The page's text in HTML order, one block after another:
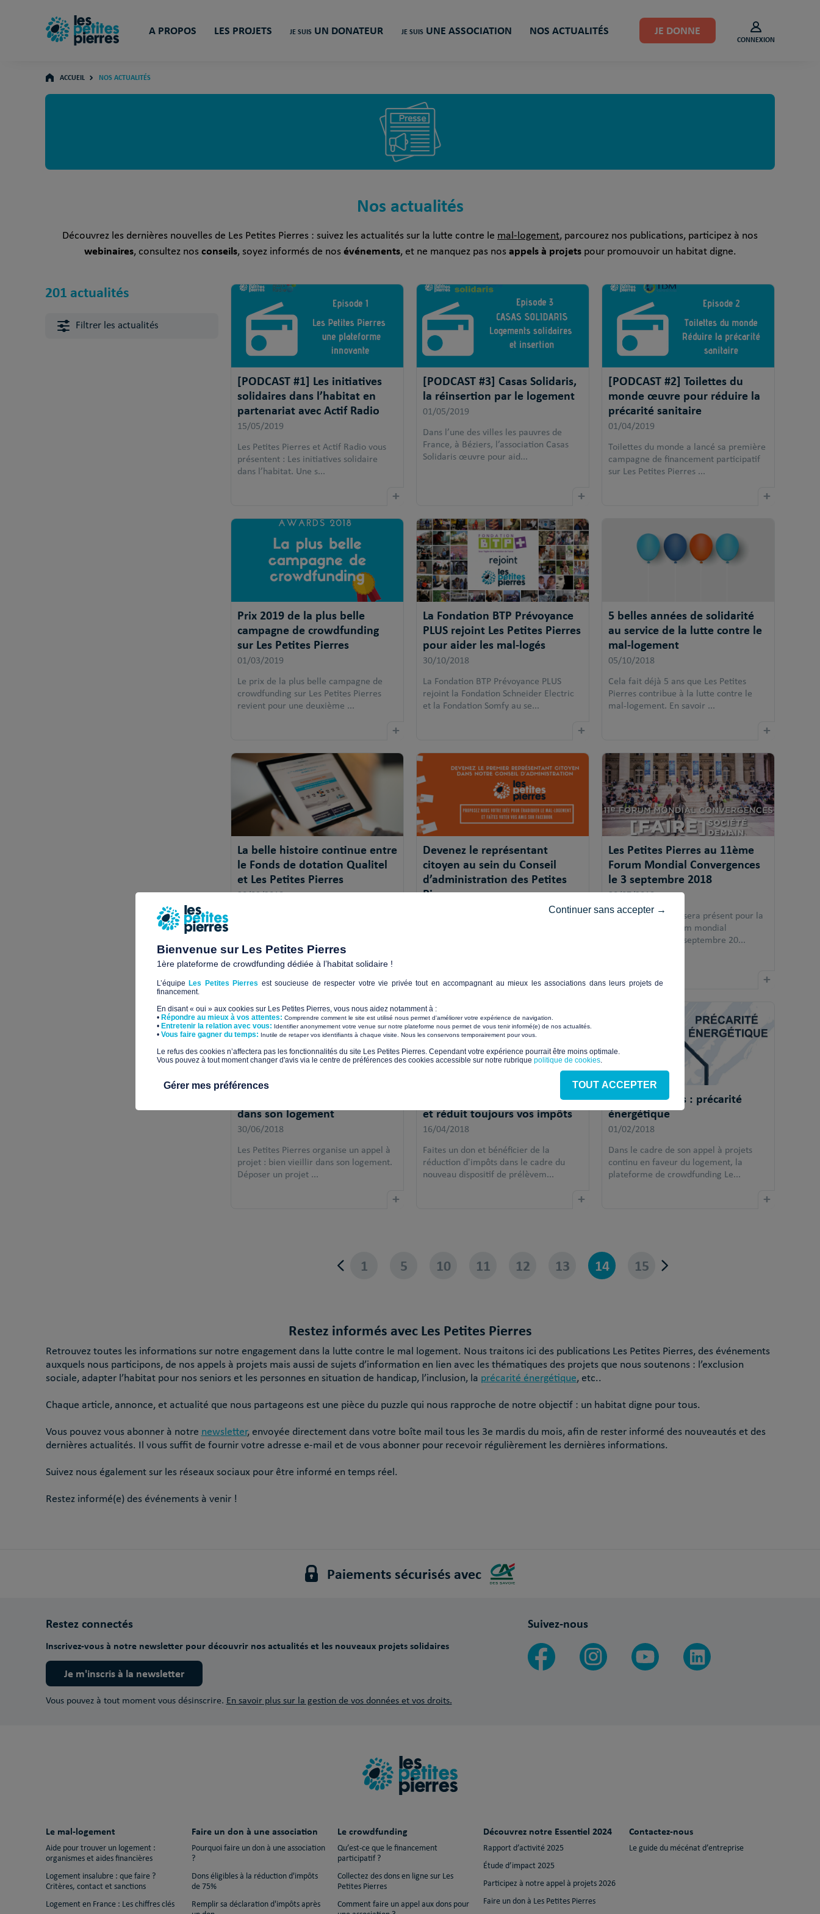
A PROPOS LES PROJETS JE SUIS UN DONATEUR JE SUIS UNE ASSOCIATION NOS ACTUALITÉS JE DONNE
CONNEXION
ACCUEIL NOS ACTUALITÉS
Nos actualités
Découvrez les dernières nouvelles de Les Petites Pierres : suivez les actualités sur la lutte contre le mal-logement, parcourez nos publications, participez à nos
webinaires, consultez nos conseils, soyez informés de nos événements, et ne manquez pas nos appels à projetspour promouvoir un habitat digne.
201 actualités
Filtrer les actualités
[PODCAST #1] Les initiatives
solidaires dans l’habitat en
partenariat avec Actif Radio
15/05/2019
Les Petites Pierres et Actif Radio vous
présentent : Les initiatives solidaire
dans l’habitat. Une s...
+
[PODCAST #3] Casas Solidaris,
la réinsertion par le logement
01/05/2019
Dans l’une des villes les pauvres de
France, à Béziers, l’association Casas
Solidaris œuvre pour aid...
+
[PODCAST #2] Toilettes du
monde œuvre pour réduire la
précarité sanitaire
01/04/2019
Toilettes du monde a lancé sa première
campagne de financement participatif
sur Les Petites Pierres ...
+
Prix 2019 de la plus belle
campagne de crowdfunding
sur Les Petites Pierres
01/03/2019
Le prix de la plus belle campagne de
crowdfunding sur Les Petites Pierres
revient pour une deuxième ...
+
La Fondation BTP Prévoyance
PLUS rejoint Les Petites Pierres
pour aider les mal-logés
30/10/2018
La Fondation BTP Prévoyance PLUS
rejoint la Fondation Schneider Electric
et la Fondation Somfy au se...
+
5 belles années de solidarité
au service de la lutte contre le
mal-logement
05/10/2018
Cela fait déjà 5 ans que Les Petites
Pierres contribue à la lutte contre le
mal-logement. En savoir ...
+
La belle histoire continue entre
le Fonds de dotation Qualitel
et Les Petites Pierres
30/09/2018
emblématiques ...
+
Devenez le représentant
citoyen au sein du Conseil
d’administration des Petites
Pierres
+
Les Petites Pierres au 11ème
Forum Mondial Convergences
le 3 septembre 2018
30/07/2018
Les Petites Pierres sera présent pour la
11e édition du forum mondial
Convergences le 3 septembre 20...
+
dans son logement
30/06/2018
Les Petites Pierres organise un appel à
projet : bien vieillir dans son logement.
Déposer un projet ...
+
En 2018, donner rend heureux
et réduit toujours vos impôts
16/04/2018
Faites un don et bénéficier de la
réduction d'impôts dans le cadre du
nouveau dispositif de prélèvem...
+
Appel à projets : précarité
énergétique
01/02/2018
Dans le cadre de son appel à projets
continu en faveur du logement, la
plateforme de crowdfunding Le...
+
1 5 10 11 12 13 14 15
Restez informés avec Les Petites Pierres
Retrouvez toutes les informations sur notre engagement dans la lutte contre le mal logement. Nous traitons ici des publications Les Petites Pierres, des événements
auxquels nous participons, de nos appels à projets mais aussi de sujets d’information en lien avec les thématiques des projets que nous soutenons : l’exclusion
sociale, adapter l’habitat pour nos seniors et les personnes en situation de handicap, l’inclusion, la précarité énergétique, etc..
Chaque article, annonce, et actualité que nous partageons est une pièce du puzzle qui nous rapproche de notre objectif : un habitat digne pour tous.
Vous pouvez vous abonner à notre newsletter, envoyée directement dans votre boîte mail tous les 3e mardis du mois, afin de rester informé des nouveautés et des
dernières actualités. Il vous suffit de fournir votre adresse e-mail et de vous abonner pour recevoir régulièrement les dernières informations.
Suivez nous également sur les réseaux sociaux pour être informé en temps réel.
Restez informé(e) des événements à venir !
Paiements sécurisés avec
Restez connectés
Inscrivez-vous à notre newsletter pour découvrir nos actualités et les nouveaux projets solidaires
Je m'inscris à la newsletter
Vous pouvez à tout moment vous désinscrire. En savoir plus sur la gestion de vos données et vos droits.
Suivez-nous
Le mal-logement
Aide pour trouver un logement :
organismes et aides financières
Logement insalubre : que faire ?
Critères, contact et sanctions
Logement en France : Les chiffres clés
Faire un don à une association
Pourquoi faire un don à une association
?
Dons éligibles à la réduction d'impôts
de 75%
Remplir sa déclaration d'impôts après
Le crowdfunding
Qu’est-ce que le financement
participatif ?
Collectez des dons en ligne sur Les
Petites Pierres
Comment faire un appel aux dons pour
Découvrez notre Essentiel 2024
Rapport d’activité 2025
Étude d’impact 2025
Participez à notre appel à projets 2026
Faire un don à Les Petites Pierres
Contactez-nous
Le guide du mécénat d’entreprise
Bienvenue sur Les Petites Pierres
1ère plateforme de crowdfunding dédiée à l’habitat solidaire !
L’équipeLes Petites Pierres est soucieuse de respecter votre vie privée tout en accompagnant au mieux les associations dans leurs projets de
financement.
En disant « oui » aux cookies sur Les Petites Pierres, vous nous aidez notamment à :
• Répondre au mieux à vos attentes: Comprendre comment le site est utilisé nous permet d'améliorer votre expérience de navigation.
• Entretenir la relation avec vous: Identifier anonymement votre venue sur notre plateforme nous permet de vous tenir informé(e) de nos actualités.
​• Vous faire gagner du temps: Inutile de retaper vos identifiants à chaque visite. Nous les conservons temporairement pour vous.
​Le refus des cookies n’affectera pas les fonctionnalités du site Les Petites Pierres. Cependant votre expérience pourrait être moins optimale.​
Vous pouvez à tout moment changer d'avis via le centre de préférences des cookies accessible sur notre rubrique politique de cookies
Continuer sans accepter →
TOUT ACCEPTER
Gérer mes préférences